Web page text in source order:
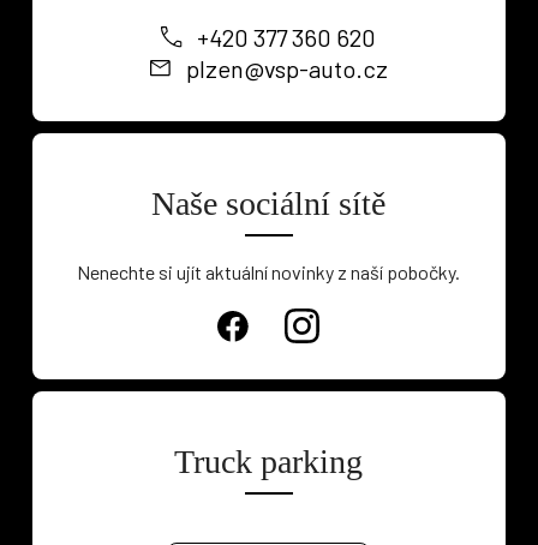
+420 377 360 620
plzen@vsp-auto.cz
Naše sociální sítě
Nenechte si ujít aktuální novinky z naší pobočky.
Truck parking